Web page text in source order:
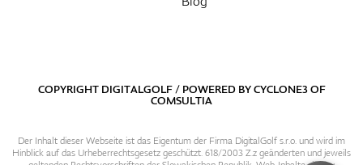
COPYRIGHT DIGITALGOLF / POWERED BYCYCLONE3OF
COMSULTIA
Der Inhalt dieser Webseite ist das Eigentum der Firma DigitalGolf s.r.o. und wird im
Hinblick auf das Urheberrechtsgesetz geschützt. 618/2003 Z.z geänderten und jeweils